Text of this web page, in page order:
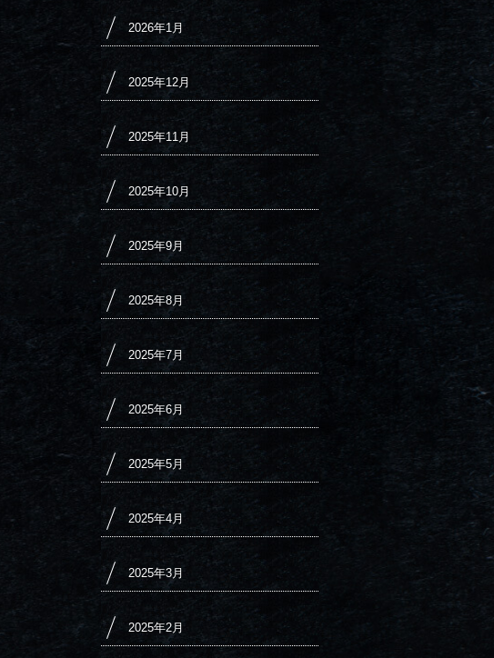
2026年1月
2025年12月
2025年11月
2025年10月
2025年9月
2025年8月
2025年7月
2025年6月
2025年5月
2025年4月
2025年3月
2025年2月